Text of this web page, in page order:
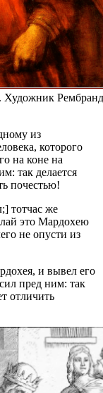
Художник
из
которого
на коне на
так делается
почестью!
тотчас же
это Мардохею
не опусти из
и вывел его
пред ним: так
отличить